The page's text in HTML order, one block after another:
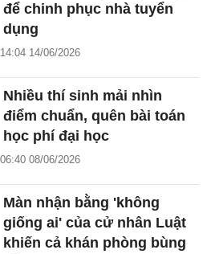
để chinh phục nhà tuyển
dụng
14:04 14/06/2026
Nhiều thí sinh mải nhìn
điểm chuẩn, quên bài toán
học phí đại học
06:40 08/06/2026
Màn nhận bằng 'không
giống ai' của cử nhân Luật
khiến cả khán phòng bùng